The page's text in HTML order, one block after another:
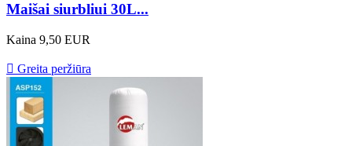
Maišai siurbliui 30L...
Kaina 9,50 EUR
 Greita peržiūra